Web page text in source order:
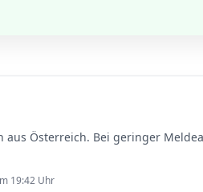
Österreich. Bei geringer
19:42 Uhr